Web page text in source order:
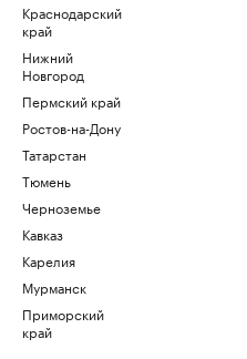
Краснодарский
край
Нижний
Новгород
Пермский край
Ростов-на-Дону
Татарстан
Тюмень
Черноземье
Кавказ
Карелия
Мурманск
Приморский
край